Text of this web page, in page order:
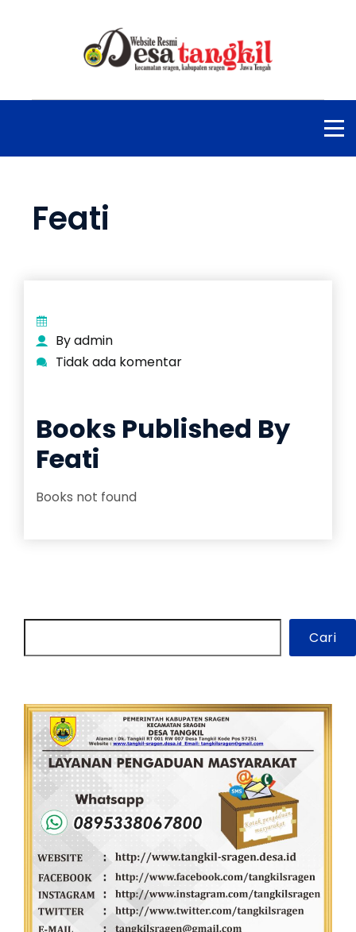
Feati
By admin
Tidak ada komentar
Books Published By
Feati
Books not found
Cari